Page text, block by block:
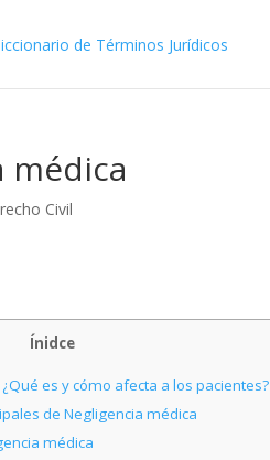
médica
Civil
Ínidce
es y cómo afecta a los pacientes?
de Negligencia médica
médica